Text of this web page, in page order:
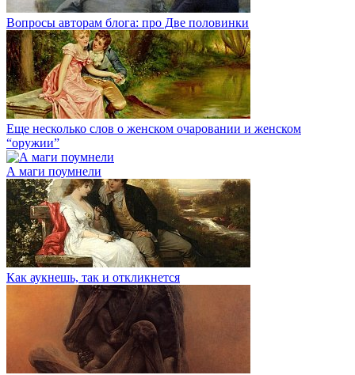
Вопросы авторам блога: про Две половинки
Еще несколько слов о женском очаровании и женском
“оружии”
А маги поумнели
Как аукнешь, так и откликнется